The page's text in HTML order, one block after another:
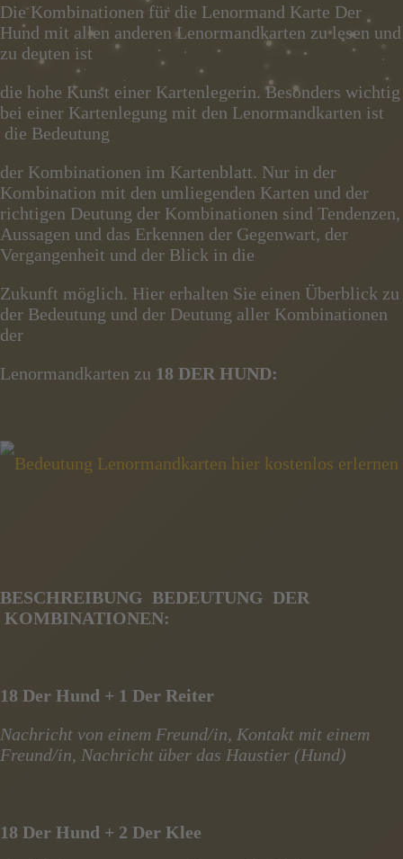
Die Kombinationen für die Lenormand Karte Der
Hund mit allen anderen Lenormandkarten zu lesen und
zu deuten ist
die hohe Kunst einer Kartenlegerin. Besonders wichtig
bei einer Kartenlegung mit den Lenormandkarten ist
die Bedeutung
der Kombinationen im Kartenblatt. Nur in der
Kombination mit den umliegenden Karten und der
richtigen Deutung der Kombinationen sind Tendenzen,
Aussagen und das Erkennen der Gegenwart, der
Vergangenheit und der Blick in die
Zukunft möglich. Hier erhalten Sie einen Überblick zu
der Bedeutung und der Deutung aller Kombinationen
der
Lenormandkarten zu 18 DER HUND:
BESCHREIBUNG BEDEUTUNG DER
KOMBINATIONEN:
18 Der Hund + 1 Der Reiter
Nachricht von einem Freund/in, Kontakt mit einem
Freund/in, Nachricht über das Haustier (Hund)
18 Der Hund + 2 Der Klee